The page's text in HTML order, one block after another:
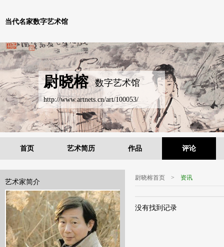
当代名家数字艺术馆
尉晓榕 数字艺术馆
http://www.artnets.cn/art/100053/
首页 艺术简历 作品 评论
艺术家简介
尉晓榕首页 > 资讯
没有找到记录